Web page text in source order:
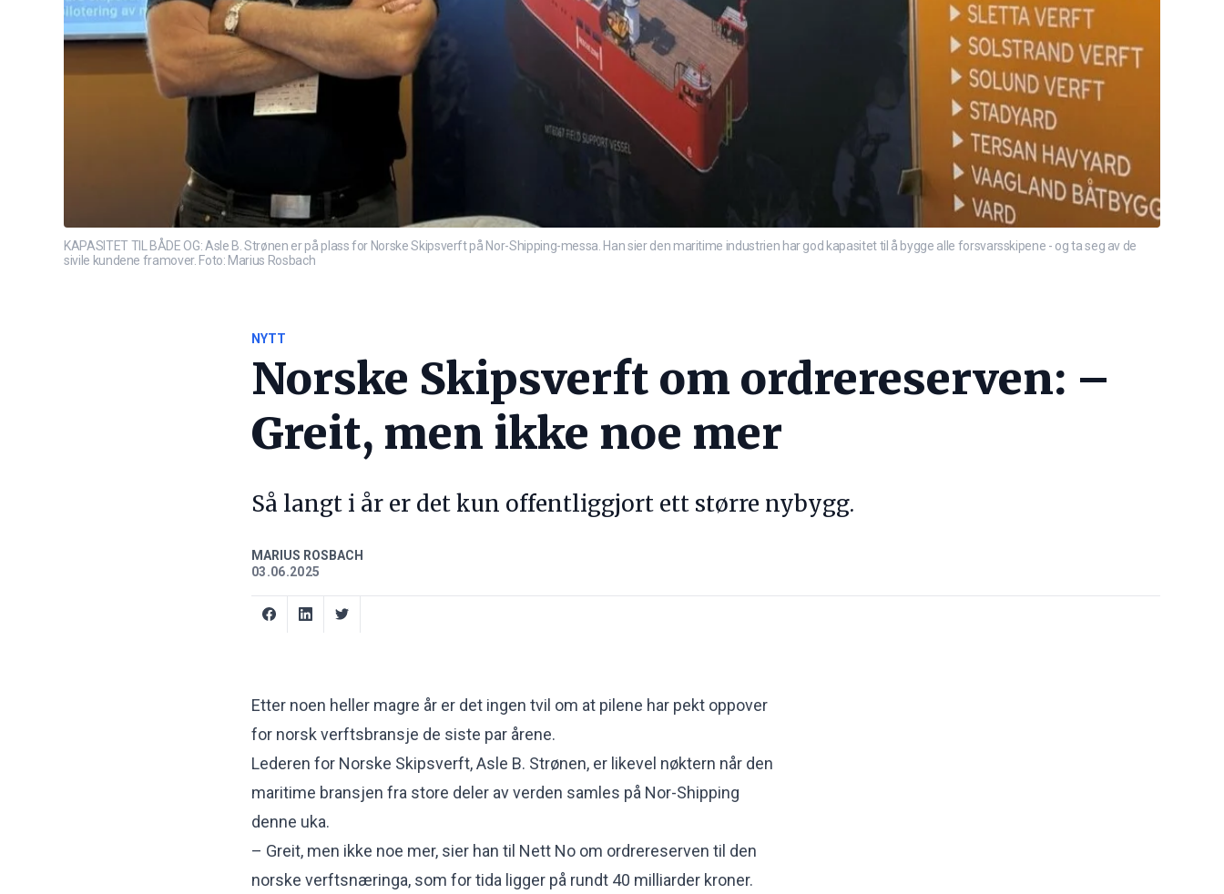
KAPASITET TIL BÅDE OG: Asle B. Strønen er på plass for Norske Skipsverft på Nor-Shipping-messa. Han sier den maritime industrien har god kapasitet til å bygge alle forsvarsskipene - og ta seg av de
sivile kundene framover. Foto: Marius Rosbach
NYTT
Norske Skipsverft om ordrereserven: –
Greit, men ikke noe mer
Så langt i år er det kun offentliggjort ett større nybygg.
MARIUS ROSBACH
03.06.2025
Etter noen heller magre år er det ingen tvil om at pilene har pekt oppover
for norsk verftsbransje de siste par årene.
Lederen for Norske Skipsverft, Asle B. Strønen, er likevel nøktern når den
maritime bransjen fra store deler av verden samles på Nor-Shipping
denne uka.
– Greit, men ikke noe mer, sier han til Nett No om ordrereserven til den
norske verftsnæringa, som for tida ligger på rundt 40 milliarder kroner.